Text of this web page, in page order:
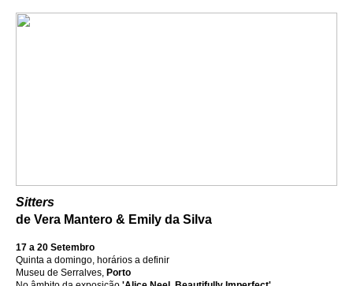
Sitters
de Vera Mantero & Emily da Silva
17 a 20 Setembro
Quinta a domingo, horários a definir
Museu de Serralves, Porto